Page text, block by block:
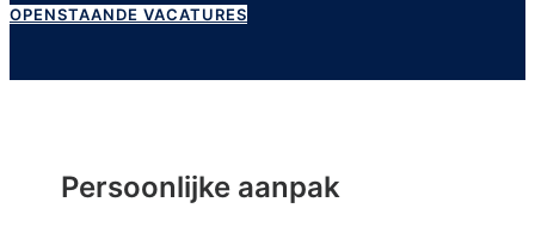
OPENSTAANDE VACATURES
Persoonlijke aanpak